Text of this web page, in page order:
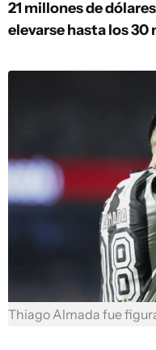
21 millones de
elevarse hasta los
Thiago Almada fue